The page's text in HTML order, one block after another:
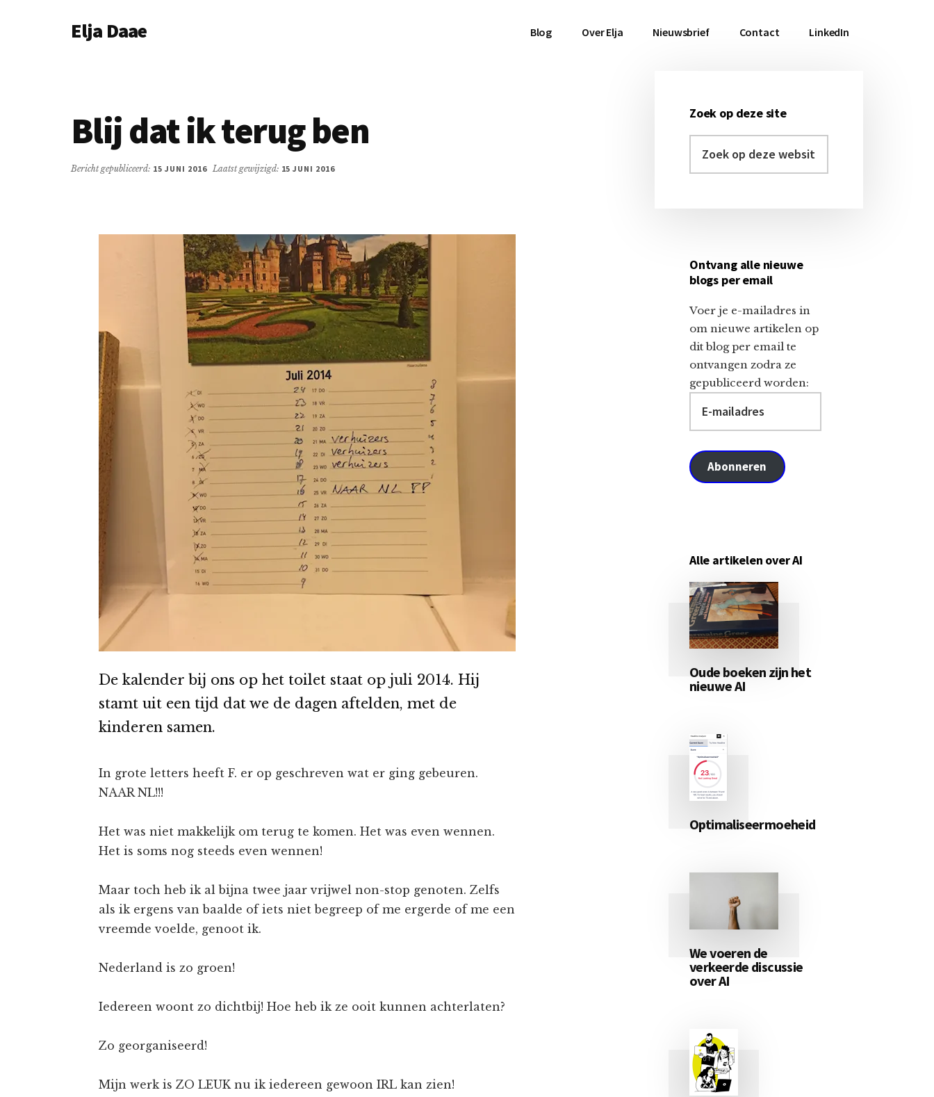
Additional
Elja Daae Blog Over Elja Nieuwsbrief Contact LinkedIn
Blij dat ik terug ben
Bericht gepubliceerd: 15 JUNI 2016 Laatst gewijzigd: 15 JUNI 2016
De kalender bij ons op het toilet staat op juli 2014. Hij
stamt uit een tijd dat we de dagen aftelden, met de
kinderen samen.
In grote letters heeft F. er op geschreven wat er ging gebeuren.
NAAR NL!!!
Het was niet makkelijk om terug te komen. Het was even wennen.
Het is soms nog steeds even wennen!
Maar toch heb ik al bijna twee jaar vrijwel non-stop genoten. Zelfs
als ik ergens van baalde of iets niet begreep of me ergerde of me een
vreemde voelde, genoot ik.
Nederland is zo groen!
Iedereen woont zo dichtbij! Hoe heb ik ze ooit kunnen achterlaten?
Zo georganiseerd!
Mijn werk is ZO LEUK nu ik iedereen gewoon IRL kan zien!
Primaire
Sidebar
Zoek op deze site
Ontvang alle nieuwe
blogs per email
Voer je e-mailadres in
om nieuwe artikelen op
dit blog per email te
ontvangen zodra ze
gepubliceerd worden:
mailadres
Abonneren
Alle artikelen over AI
Oude boeken zijn het
nieuwe AI
Optimaliseermoeheid
We voeren de
verkeerde discussie
over AI